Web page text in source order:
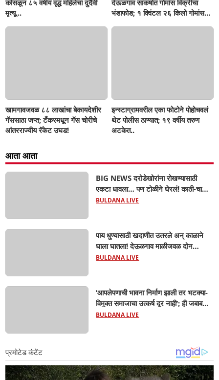
कोसळून ८५ वर्षीय वृद्ध महिलेचा दुर्दैवी
मृत्यू...
देऊळगाव साकर्षात गोमांस विक्रीचा
भंडाफोड; १ क्विंटल २६ किलो गोमांस
खामगावजवळ ८८ लाखांचा बेकायदेशीर
गॅससाठा जप्त; टँकरमधून गॅस चोरीचे
आंतरराज्यीय रॅकेट उघड!
इन्स्टाग्रामवरील एका फोटोने पोहोचवलं
थेट पोलीस ठाण्यात; १९ वर्षीय तरुण
अटकेत..
आता आता
BIG NEWS दरोडेखोरांना रोखण्यासाठी
एकटा धावला… पण टोळीने घेरलं! काठी-चाकूचे
सपासप वार; ५२ वर्षीय शेतकऱ्याचा दुर्दैवी अंत!
BULDANA LIVE
पाय धुण्यासाठी खदाणीत उतरले अन् काळाने
घाला घातला! देऊळगाव माळीजवळ दोन
चिमुकल्यांचा बुडून दुर्दैवी मृत्यू; कोराडी प्रकल्प
BULDANA LIVE
‘आपलेपणाची भावना निर्माण झाली तर भटक्या-
विमुक्त समाजाचा उत्कर्ष दूर नाही’; ही जबाबदारी
केवळ सरकारची नाही,आपल्या सर्वांची !
BULDANA LIVE